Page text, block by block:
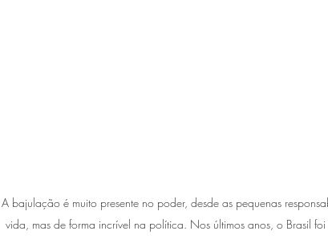
A bajulação é muito presente no poder, desde as pequenas
vida, mas de forma incrível na política. Nos últimos anos, o Brasil